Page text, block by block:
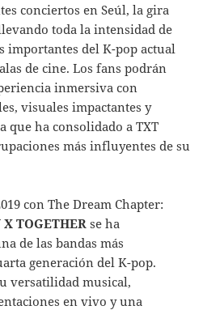
conciertos en Seúl, la gira
toda la intensidad de
importantes del K-pop actual
de cine. Los fans podrán
inmersiva con
visuales impactantes y
que ha consolidado a TXT
más influyentes de su
con The Dream Chapter:
X TOGETHERse ha
de las bandas más
generación del K-pop.
versatilidad musical,
en vivo y una